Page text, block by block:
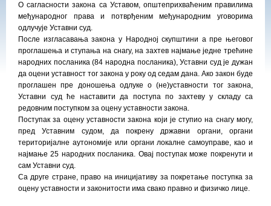
О сагласности закона са Уставом, општеприхваћеним правилима
међународног права и потврђеним међународним уговорима
одлучује Уставни суд.
После изгласавања закона у Народној скупштини а пре његовог
проглашења и ступања на снагу, на захтев најмање једне трећине
народних посланика (84 народна посланика), Уставни суд је дужан
да оцени уставност тог закона у року од седам дана. Ако закон буде
проглашен пре доношења одлуке о (не)уставности тог закона,
Уставни суд ће наставити да поступа по захтеву у складу са
редовним поступком за оцену уставности закона.
Поступак за оцену уставности закона који је ступио на снагу могу,
пред Уставним судом, да покрену државни органи, органи
територијалне аутономије или органи локалне самоуправе, као и
најмање 25 народних посланика. Овај поступак може покренути и
сам Уставни суд.
Са друге стране, право на иницијативу за покретање поступка за
оцену уставности и законитости има свако правно и физичко лице.